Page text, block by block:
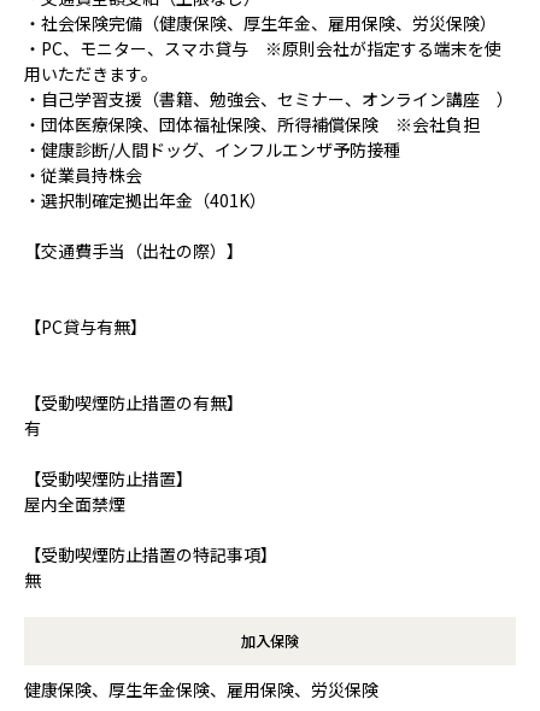
・社会保険完備（健康保険、厚生年金、雇用保険、労災保険）
・PC、モニター、スマホ貸与 ※原則会社が指定する端末を使
用いただきます。
・自己学習支援（書籍、勉強会、セミナー、オンライン講座 ）
・団体医療保険、団体福祉保険、所得補償保険 ※会社負担
・健康診断/人間ドッグ、インフルエンザ予防接種
・従業員持株会
・選択制確定拠出年金（401K）
【交通費手当（出社の際）】
【PC貸与有無】
【受動喫煙防止措置の有無】
有
【受動喫煙防止措置】
屋内全面禁煙
【受動喫煙防止措置の特記事項】
無
加入保険
健康保険、厚生年金保険、雇用保険、労災保険